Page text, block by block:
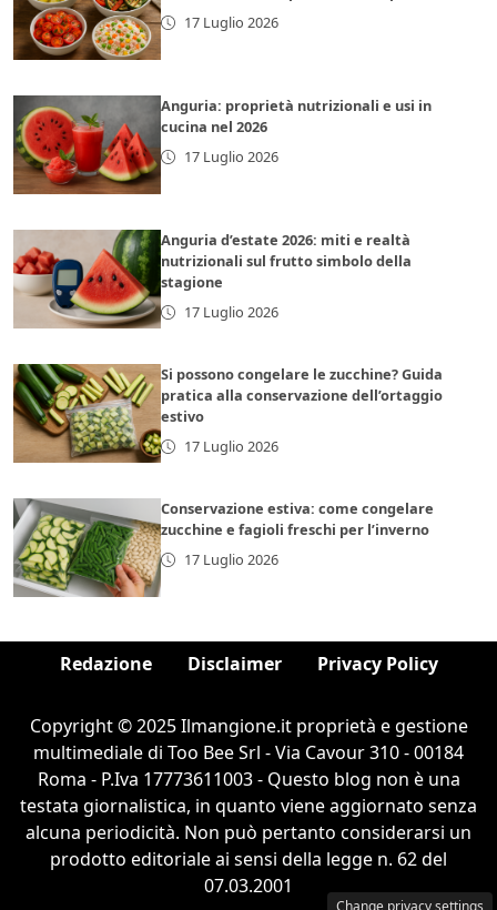
17 Luglio 2026
Anguria: proprietà nutrizionali e usi in
cucina nel 2026
17 Luglio 2026
Anguria d’estate 2026: miti e realtà
nutrizionali sul frutto simbolo della
stagione
17 Luglio 2026
Si possono congelare le zucchine? Guida
pratica alla conservazione dell’ortaggio
estivo
17 Luglio 2026
Conservazione estiva: come congelare
zucchine e fagioli freschi per l’inverno
17 Luglio 2026
Redazione Disclaimer Privacy Policy
Copyright © 2025 Ilmangione.it proprietà e gestione
multimediale di Too Bee Srl - Via Cavour 310 - 00184
Roma - P.Iva 17773611003 - Questo blog non è una
testata giornalistica, in quanto viene aggiornato senza
alcuna periodicità. Non può pertanto considerarsi un
prodotto editoriale ai sensi della legge n. 62 del
07.03.2001
Change privacy settings